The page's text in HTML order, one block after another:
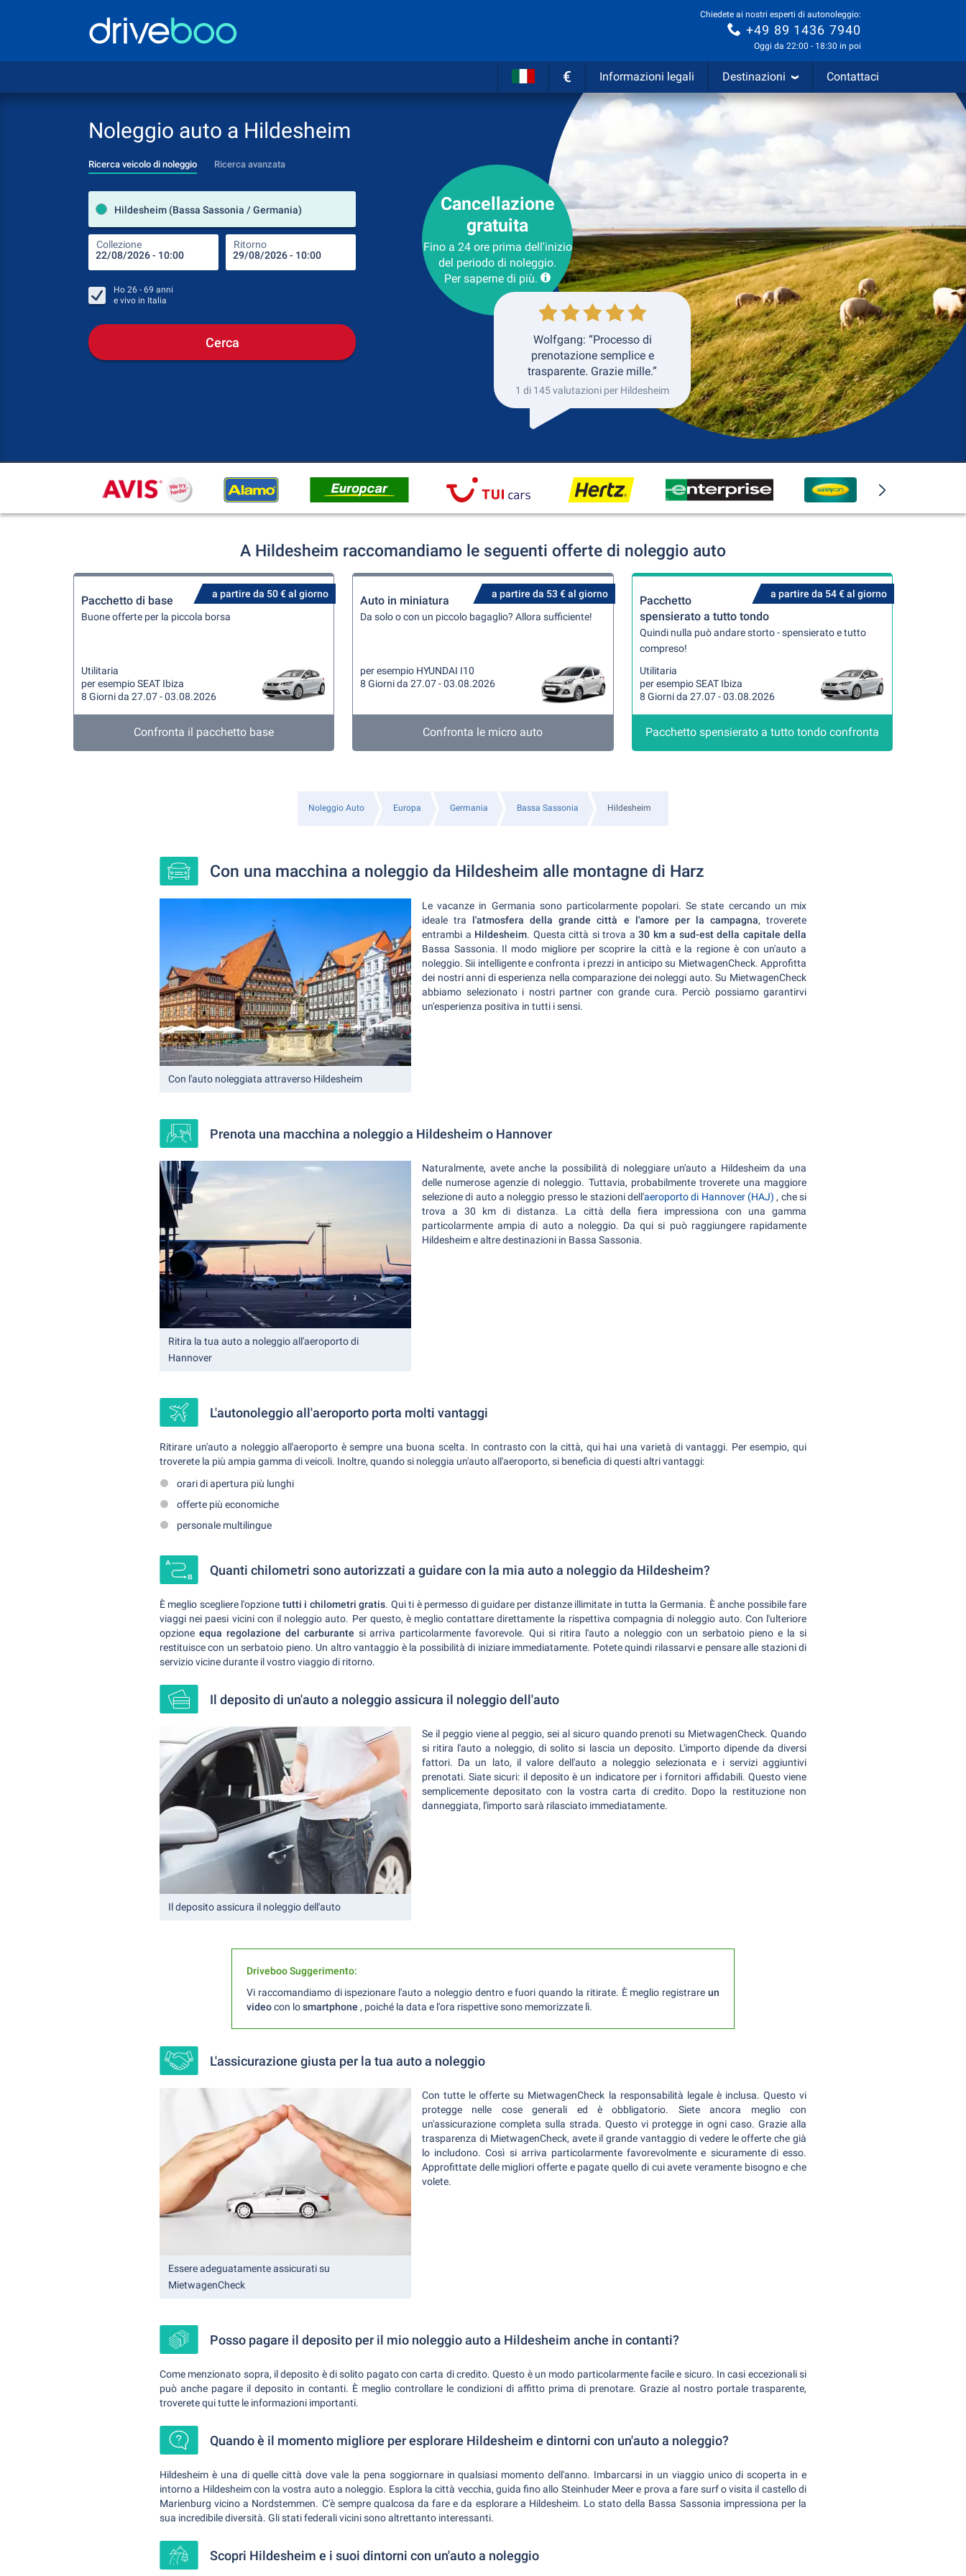
Chiedete ai nostri esperti di autonoleggio:
+49 89 1436 7940
Oggi da 22:00 - 18:30 in poi
€ Informazioni legali Destinazioni Contattaci
Noleggio auto a Hildesheim
Ricerca veicolo di noleggio Ricerca avanzata
Hildesheim (Bassa Sassonia / Germania)
Collezione Ritorno
Luogo del noleggio
Luogo di ritorno
Ritorno
Ho 26 - 69 anni
e vivo in Italia
Cerca
Cancellazione
gratuita
Fino a 24 ore prima dell'inizio
del periodo di noleggio.
Per saperne di più.
Wolfgang: “Processo di
prenotazione semplice e
trasparente. Grazie mille.”
1 di 145 valutazioni per Hildesheim
A Hildesheim raccomandiamo le seguenti offerte di noleggio auto
a partire da 50 € al giorno
Pacchetto di base
Buone offerte per la piccola borsa
Utilitaria
per esempio SEAT Ibiza
8 Giorni da 27.07 - 03.08.2026
Confronta il pacchetto base
a partire da 53 € al giorno
Auto in miniatura
Da solo o con un piccolo bagaglio? Allora sufficiente!
per esempio HYUNDAI I10
8 Giorni da 27.07 - 03.08.2026
Confronta le micro auto
a partire da 54 € al giorno
Pacchetto
spensierato a tutto tondo
Quindi nulla può andare storto - spensierato e tutto
compreso!
Utilitaria
per esempio SEAT Ibiza
8 Giorni da 27.07 - 03.08.2026
Pacchetto spensierato a tutto tondo confronta
Noleggio Auto Europa Germania Bassa Sassonia Hildesheim
Con una macchina a noleggio da Hildesheim alle montagne di Harz
Con l'auto noleggiata attraverso Hildesheim
Le vacanze in Germania sono particolarmente popolari. Se state cercando un mix
ideale tra l'atmosfera della grande città e l'amore per la campagna, troverete
entrambi a Hildesheim. Questa città si trova a 30 km a sud-est della capitale della
Bassa Sassonia. Il modo migliore per scoprire la città e la regione è con un'auto a
noleggio. Sii intelligente e confronta i prezzi in anticipo su MietwagenCheck. Approfitta
dei nostri anni di esperienza nella comparazione dei noleggi auto. Su MietwagenCheck
abbiamo selezionato i nostri partner con grande cura. Perciò possiamo garantirvi
un'esperienza positiva in tutti i sensi.
Prenota una macchina a noleggio a Hildesheim o Hannover
Ritira la tua auto a noleggio all'aeroporto di
Hannover
Naturalmente, avete anche la possibilità di noleggiare un'auto a Hildesheim da una
delle numerose agenzie di noleggio. Tuttavia, probabilmente troverete una maggiore
selezione di auto a noleggio presso le stazioni dell'aeroporto di Hannover (HAJ) , che si
trova a 30 km di distanza. La città della fiera impressiona con una gamma
particolarmente ampia di auto a noleggio. Da qui si può raggiungere rapidamente
Hildesheim e altre destinazioni in Bassa Sassonia.
L'autonoleggio all'aeroporto porta molti vantaggi
Ritirare un'auto a noleggio all'aeroporto è sempre una buona scelta. In contrasto con la città, qui hai una varietà di vantaggi. Per esempio, qui
troverete la più ampia gamma di veicoli. Inoltre, quando si noleggia un'auto all'aeroporto, si beneficia di questi altri vantaggi:
orari di apertura più lunghi
offerte più economiche
personale multilingue
Quanti chilometri sono autorizzati a guidare con la mia auto a noleggio da Hildesheim?
È meglio scegliere l'opzione tutti i chilometri gratis. Qui ti è permesso di guidare per distanze illimitate in tutta la Germania. È anche possibile fare
viaggi nei paesi vicini con il noleggio auto. Per questo, è meglio contattare direttamente la rispettiva compagnia di noleggio auto. Con l'ulteriore
opzione equa regolazione del carburante si arriva particolarmente favorevole. Qui si ritira l'auto a noleggio con un serbatoio pieno e la si
restituisce con un serbatoio pieno. Un altro vantaggio è la possibilità di iniziare immediatamente. Potete quindi rilassarvi e pensare alle stazioni di
servizio vicine durante il vostro viaggio di ritorno.
Il deposito di un'auto a noleggio assicura il noleggio dell'auto
Il deposito assicura il noleggio dell'auto
Se il peggio viene al peggio, sei al sicuro quando prenoti su MietwagenCheck. Quando
si ritira l'auto a noleggio, di solito si lascia un deposito. L'importo dipende da diversi
fattori. Da un lato, il valore dell'auto a noleggio selezionata e i servizi aggiuntivi
prenotati. Siate sicuri: il deposito è un indicatore per i fornitori affidabili. Questo viene
semplicemente depositato con la vostra carta di credito. Dopo la restituzione non
danneggiata, l'importo sarà rilasciato immediatamente.
Driveboo Suggerimento:
Vi raccomandiamo di ispezionare l'auto a noleggio dentro e fuori quando la ritirate. È meglio registrare un
videocon losmartphone , poiché la data e l'ora rispettive sono memorizzate lì.
L'assicurazione giusta per la tua auto a noleggio
Essere adeguatamente assicurati su
MietwagenCheck
Con tutte le offerte su MietwagenCheck la responsabilità legale è inclusa. Questo vi
protegge nelle cose generali ed è obbligatorio. Siete ancora meglio con
un'assicurazione completa sulla strada. Questo vi protegge in ogni caso. Grazie alla
trasparenza di MietwagenCheck, avete il grande vantaggio di vedere le offerte che già
lo includono. Così si arriva particolarmente favorevolmente e sicuramente di esso.
Approfittate delle migliori offerte e pagate quello di cui avete veramente bisogno e che
volete.
Posso pagare il deposito per il mio noleggio auto a Hildesheim anche in contanti?
Come menzionato sopra, il deposito è di solito pagato con carta di credito. Questo è un modo particolarmente facile e sicuro. In casi eccezionali si
può anche pagare il deposito in contanti. È meglio controllare le condizioni di affitto prima di prenotare. Grazie al nostro portale trasparente,
troverete qui tutte le informazioni importanti.
Quando è il momento migliore per esplorare Hildesheim e dintorni con un'auto a noleggio?
Hildesheim è una di quelle città dove vale la pena soggiornare in qualsiasi momento dell'anno. Imbarcarsi in un viaggio unico di scoperta in e
intorno a Hildesheim con la vostra auto a noleggio. Esplora la città vecchia, guida fino allo Steinhuder Meer e prova a fare surf o visita il castello di
Marienburg vicino a Nordstemmen. C'è sempre qualcosa da fare e da esplorare a Hildesheim. Lo stato della Bassa Sassonia impressiona per la
sua incredibile diversità. Gli stati federali vicini sono altrettanto interessanti.
Scopri Hildesheim e i suoi dintorni con un'auto a noleggio